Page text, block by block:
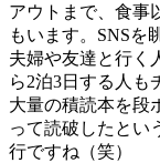
アウトまで、食事
もいます。SNSを
夫婦や友達と行く
ら2泊3日する人も
大量の積読本を段
って読破したとい
行ですね（笑）